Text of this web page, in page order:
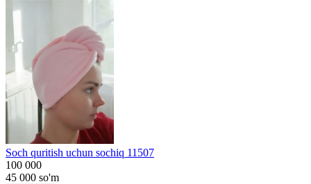
Soch quritish uchun sochiq 11507
100 000
45 000 so'm